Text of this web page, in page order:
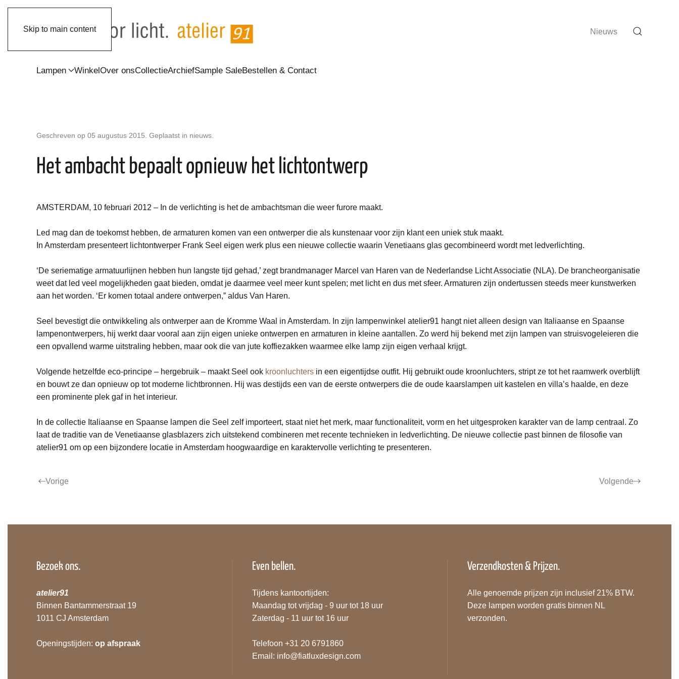
Skip to main content Nieuws
Lampen WinkelOver onsCollectieArchiefSample SaleBestellen & Contact
Geschreven op 05 augustus 2015 . Geplaatst in nieuws.
Het ambacht bepaalt opnieuw het lichtontwerp
AMSTERDAM, 10 februari 2012 – In de verlichting is het de ambachtsman die weer furore maakt.
Led mag dan de toekomst hebben, de armaturen komen van een ontwerper die als kunstenaar voor zijn klant een uniek stuk maakt.
In Amsterdam presenteert lichtontwerper Frank Seel eigen werk plus een nieuwe collectie waarin Venetiaans glas gecombineerd wordt met ledverlichting.
‘De seriematige armatuurlijnen hebben hun langste tijd gehad,’ zegt brandmanager Marcel van Haren van de Nederlandse Licht Associatie (NLA). De brancheorganisatie
weet dat led veel mogelijkheden gaat bieden, omdat je daarmee veel meer kunt spelen; met licht en dus met sfeer. Armaturen zijn ondertussen steeds meer kunstwerken
aan het worden. ‘Er komen totaal andere ontwerpen,” aldus Van Haren.
Seel bevestigt die ontwikkeling als ontwerper aan de Kromme Waal in Amsterdam. In zijn lampenwinkel atelier91 hangt niet alleen design van Italiaanse en Spaanse
lampenontwerpers, hij werkt daar vooral aan zijn eigen unieke ontwerpen en armaturen in kleine aantallen. Zo werd hij bekend met zijn lampen van struisvogeleieren die
een opvallend warme uitstraling hebben, maar ook die van jute koffiezakken waarmee elke lamp zijn eigen verhaal krijgt.
Volgende hetzelfde eco-principe – hergebruik – maakt Seel ook kroonluchters in een eigentijdse outfit. Hij gebruikt oude kroonluchters, stript ze tot het raamwerk overblijft
en bouwt ze dan opnieuw op tot moderne lichtbronnen. Hij was destijds een van de eerste ontwerpers die de oude kaarslampen uit kastelen en villa’s haalde, en deze
een prominente plek gaf in het interieur.
In de collectie Italiaanse en Spaanse lampen die Seel zelf importeert, staat niet het merk, maar functionaliteit, vorm en het uitgesproken karakter van de lamp centraal. Zo
laat de traditie van de Venetiaanse glasblazers zich uitstekend combineren met recente technieken in ledverlichting. De nieuwe collectie past binnen de filosofie van
atelier91 om op een bijzondere locatie in Amsterdam hoogwaardige en karaktervolle verlichting te presenteren.
Vorige Volgende
Bezoek ons.
atelier91
Binnen Bantammerstraat 19
1011 CJ Amsterdam
Openingstijden:op afspraak
Even bellen.
Tijdens kantoortijden:
Maandag tot vrijdag - 9 uur tot 18 uur
Zaterdag - 11 uur tot 16 uur
Telefoon +31 20 6791860
Email: info@fiatluxdesign.com
Verzendkosten & Prijzen.
Alle genoemde prijzen zijn inclusief 21% BTW.
Deze lampen worden gratis binnen NL
verzonden.